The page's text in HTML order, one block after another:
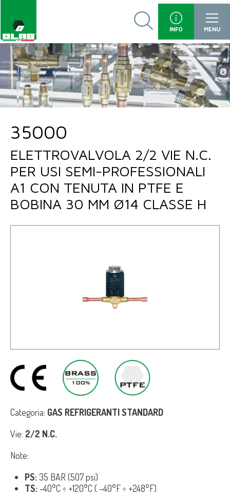
INFO MENU
35000
ELETTROVALVOLA 2/2 VIE N.C.
PER USI SEMI-PROFESSIONALI
A1 CON TENUTA IN PTFE E
BOBINA 30 MM Ø14 CLASSE H
Categoria: GAS REFRIGERANTI STANDARD
Vie: 2/2 N.C.
Note:
PS: 35 BAR (507 psi)
TS: -40°C ÷ +120°C ( –40°F ÷ +248°F)